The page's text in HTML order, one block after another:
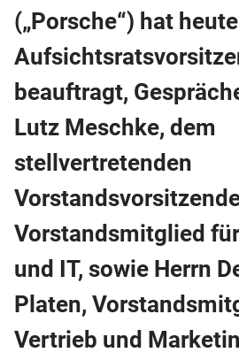
(„Porsche“) hat
beauftragt,
Lutz Meschke, dem
stellvertretenden
Vorstandsmitglied
und IT, sowie Herrn
Platen,
Vertrieb und